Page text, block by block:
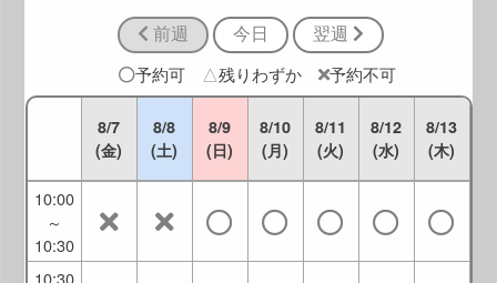
前週 今日 翌週
予約可 △残りわずか 予約不可
8/7
(金)
8/8
(土)
8/9
(日)
8/10
(月)
8/11
(火)
8/12
(水)
8/13
(木)
10:00
～
10:30
10:30